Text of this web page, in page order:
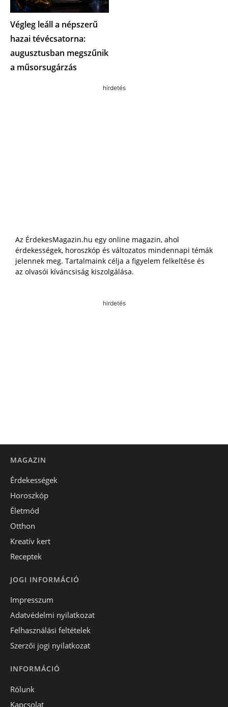
Végleg leáll a népszerű
hazai tévécsatorna:
augusztusban megszűnik
a műsorsugárzás
hirdetés
Az ÉrdekesMagazin.hu egy online magazin, ahol
érdekességek, horoszkóp és változatos mindennapi témák
jelennek meg. Tartalmaink célja a figyelem felkeltése és
az olvasói kíváncsiság kiszolgálása.
hirdetés
MAGAZIN
Érdekességek
Horoszkóp
Életmód
Otthon
Kreatív kert
Receptek
JOGI INFORMÁCIÓ
Impresszum
Adatvédelmi nyilatkozat
Felhasználási feltételek
Szerzői jogi nyilatkozat
INFORMÁCIÓ
Rólunk
Kapcsolat